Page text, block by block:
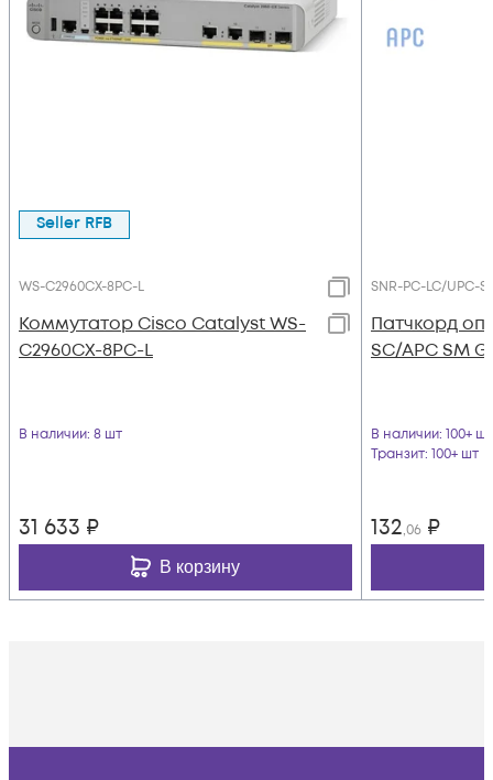
Seller RFB
WS-C2960CX-8PC-L
Коммутатор Cisco Catalyst WS-
C2960CX-8PC-L
В наличии: 8 шт
31 633 ₽
В корзину
SNR-PC-LC/UPC-
Патчкорд
SC/APC SM
В наличии: 100+ шт
Транзит: 100+ шт
132,06 ₽